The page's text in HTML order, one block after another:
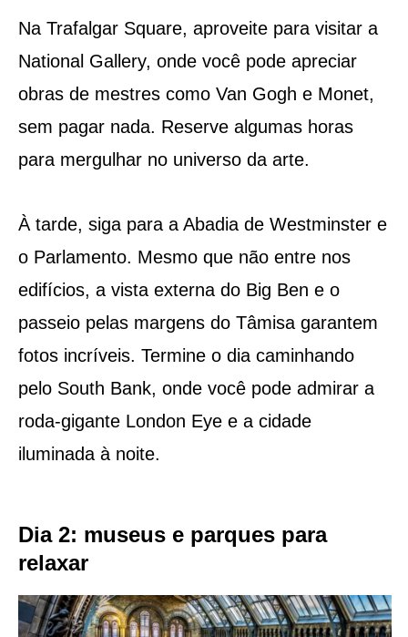
Na Trafalgar Square, aproveite para visitar a
National Gallery, onde você pode apreciar
obras de mestres como Van Gogh e Monet,
sem pagar nada. Reserve algumas horas
para mergulhar no universo da arte.
À tarde, siga para a Abadia de Westminster e
o Parlamento. Mesmo que não entre nos
edifícios, a vista externa do Big Ben e o
passeio pelas margens do Tâmisa garantem
fotos incríveis. Termine o dia caminhando
pelo South Bank, onde você pode admirar a
roda-gigante London Eye e a cidade
iluminada à noite.
Dia 2: museus e parques para
relaxar